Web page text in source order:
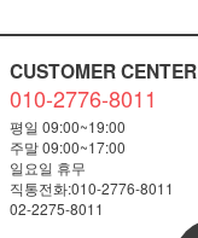
CUSTOMER CENTER
010-2776-8011
평일 09:00~19:00
주말 09:00~17:00
일요일 휴무
직통전화:010-2776-8011
02-2275-8011